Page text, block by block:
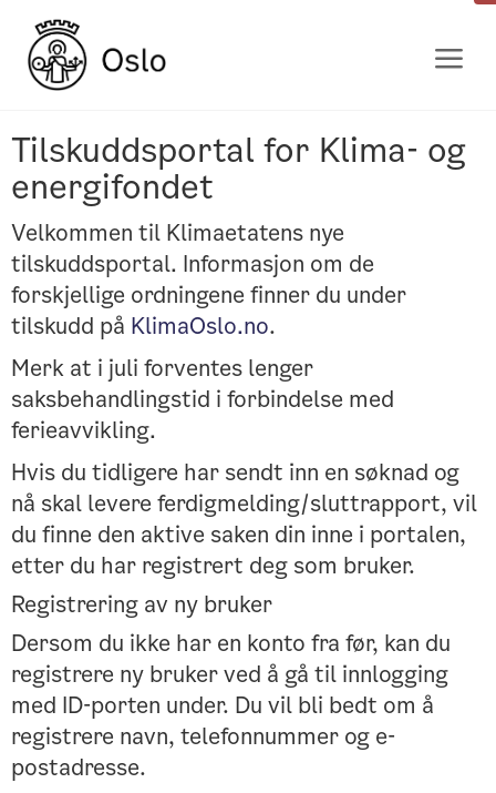
innhold
Tilskuddsportal for Klima- og
energifondet
Velkommen til Klimaetatens nye
tilskuddsportal. Informasjon om de
forskjellige ordningene finner du under
tilskudd på KlimaOslo.no.
Merk at i juli forventes lenger
saksbehandlingstid i forbindelse med
ferieavvikling.
Hvis du tidligere har sendt inn en søknad og
nå skal levere ferdigmelding/sluttrapport, vil
du finne den aktive saken din inne i portalen,
etter du har registrert deg som bruker.
Registrering av ny bruker
Dersom du ikke har en konto fra før, kan du
registrere ny bruker ved å gå til innlogging
med ID-porten under. Du vil bli bedt om å
registrere navn, telefonnummer og e-
postadresse.